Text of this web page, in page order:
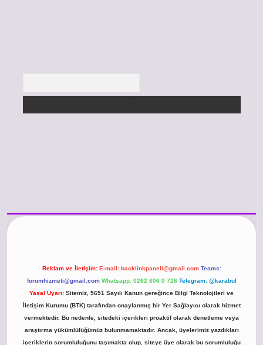
Reklam ve İletişim: E-mail: backlinkpaneli@gmail.com Teams:
forumhizmeti@gmail.com Whatsapp: 0262 606 0 726 Telegram: @karabul
Yasal Uyarı: Sitemiz, 5651 Sayılı Kanun gereğince Bilgi Teknolojileri ve
İletişim Kurumu (BTK) tarafından onaylanmış bir Yer Sağlayıcı olarak hizmet
vermektedir. Bu nedenle, sitedeki içerikleri proaktif olarak denetleme veya
araştırma yükümlülüğümüz bulunmamaktadır. Ancak, üyelerimiz yazdıkları
içeriklerin sorumluluğunu taşımakta olup, siteye üye olarak bu sorumluluğu